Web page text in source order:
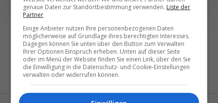
genaue Daten zur Standortbestimmung verwenden. Liste der
Partner
Einige Anbieter nutzen Ihre personenbezogenen Daten
möglicherweise auf Grundlage ihres berechtigten Interesses.
Dagegen können Sie unten über den Button zum Verwalten
Ihrer Optionen Einspruch erheben. Unten auf dieser Seite
oder im Menü der Website finden Sie einen Link, über den Sie
die Einwilligung in die Datenschutz- und Cookie-Einstellungen
verwalten oder widerrufen können.